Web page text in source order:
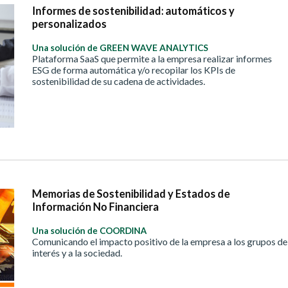
Informes de sostenibilidad: automáticos y
personalizados
Una solución de GREEN WAVE ANALYTICS
Plataforma SaaS que permite a la empresa realizar informes
ESG de forma automática y/o recopilar los KPIs de
sostenibilidad de su cadena de actividades.
Memorias de Sostenibilidad y Estados de
Información No Financiera
Una solución de COORDINA
Comunicando el impacto positivo de la empresa a los grupos de
interés y a la sociedad.